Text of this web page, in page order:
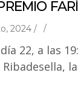
2024 /
22, a las